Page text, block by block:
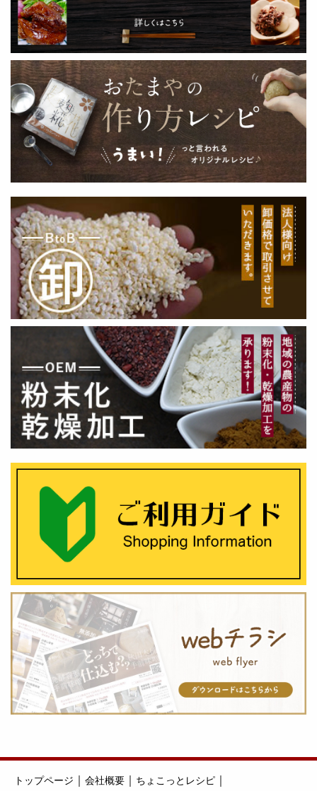
トップページ ｜ 会社概要 ｜ ちょこっとレシピ ｜